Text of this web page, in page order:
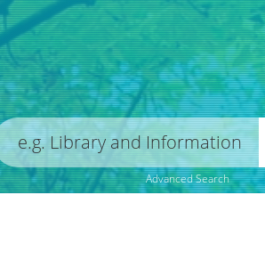
Advanced Search